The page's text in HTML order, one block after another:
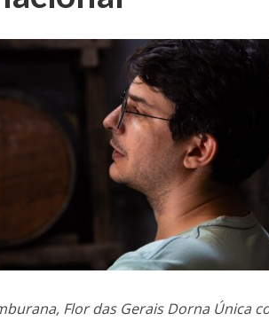
Flor das Gerais Dorna Única